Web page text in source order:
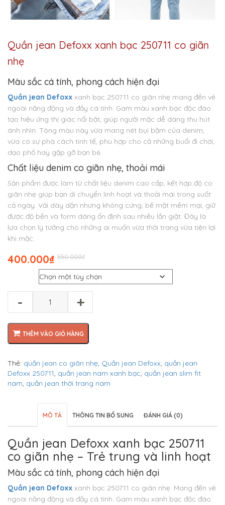
Quần jean Defoxx xanh bạc 250711 co giãn
nhẹ
Màu sắc cá tính, phong cách hiện đại
Quần jean Defoxx xanh bạc 250711 co giãn nhẹ mang đến vẻ
ngoài năng động và đầy cá tính. Gam màu xanh bạc độc đáo
tạo hiệu ứng thị giác nổi bật, giúp người mặc dễ dàng thu hút
ánh nhìn. Tông màu này vừa mang nét bụi bặm của denim,
vừa có sự phá cách tinh tế, phù hợp cho cả những buổi đi chơi,
dạo phố hay gặp gỡ bạn bè.
Chất liệu denim co giãn nhẹ, thoải mái
Sản phẩm được làm từ chất liệu denim cao cấp, kết hợp độ co
giãn nhẹ giúp bạn di chuyển linh hoạt và thoải mái trong suốt
cả ngày. Vải dày dặn nhưng không cứng, bề mặt mềm mại, giữ
được độ bền và form dáng ổn định sau nhiều lần giặt. Đây là
lựa chọn lý tưởng cho những ai muốn vừa thời trang vừa tiện lợi
khi mặc.
₫
550.000 Giá
là:
₫550.000.
₫
400.000
Giá
tại
là:
- +
THÊM VÀO GIỎ HÀNG
Thẻ: quần jean co giãn nhẹ, Quần jean Defoxx, quần jean
Defoxx 250711, quần jean nam xanh bạc, quần jean slim fit
nam, quần jean thời trang nam
MÔ TẢ THÔNG TIN BỔ SUNG ĐÁNH GIÁ (0)
Quần jean Defoxx xanh bạc 250711
co giãn nhẹ – Trẻ trung và linh hoạt
Màu sắc cá tính, phong cách hiện đại
Quần jean Defoxx xanh bạc 250711 co giãn nhẹ. Mang đến vẻ
ngoài năng động và đầy cá tính. Gam màu xanh bạc độc đáo